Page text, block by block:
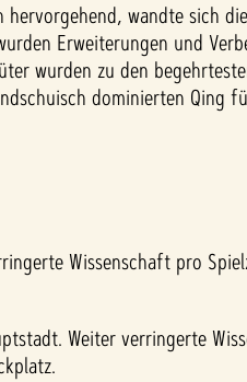
wandte sich
Erweiterungen und
wurden zu den
dominierten Qing
Wissenschaft pro
Weiter verringerte